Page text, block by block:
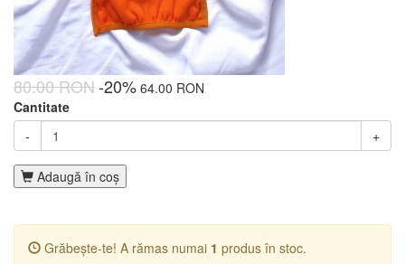
80.00 RON-20% 64.00 RON
Cantitate
-
+
Adaugă în coş
Grăbește-te! A rămas numai 1 produs în stoc.